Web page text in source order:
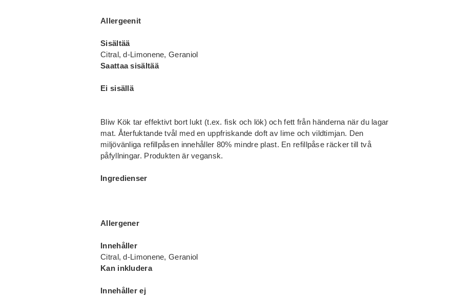
Allergeenit
Sisältää
Citral, d-Limonene, Geraniol
Saattaa sisältää
Ei sisällä
Bliw Kök tar effektivt bort lukt (t.ex. fisk och lök) och fett från händerna när du lagar
mat. Återfuktande tvål med en uppfriskande doft av lime och vildtimjan. Den
miljövänliga refillpåsen innehåller 80% mindre plast. En refillpåse räcker till två
påfyllningar. Produkten är vegansk.
Ingredienser
Allergener
Innehåller
Citral, d-Limonene, Geraniol
Kan inkludera
Innehåller ej